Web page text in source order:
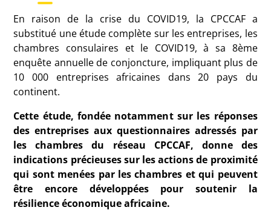
En raison de la crise du COVID19, la CPCCAF a
substitué une étude complète sur les entreprises, les
chambres consulaires et le COVID19, à sa 8ème
enquête annuelle de conjoncture, impliquant plus de
10 000 entreprises africaines dans 20 pays du
continent.
Cette étude, fondée notamment sur les réponses
des entreprises aux questionnaires adressés par
les chambres du réseau CPCCAF, donne des
indications précieuses sur les actions de proximité
qui sont menées par les chambres et qui peuvent
être encore développées pour soutenir la
résilience économique africaine.